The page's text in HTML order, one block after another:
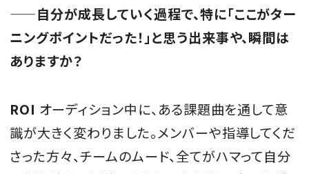
——自分が成長していく過程で、特に「ここがター
ニングポイントだった！」と思う出来事や、瞬間は
ありますか？
ROI オーディション中に、ある課題曲を通して意
識が大きく変わりました。メンバーや指導してくだ
さった方々、チームのムード、全てがハマって自分